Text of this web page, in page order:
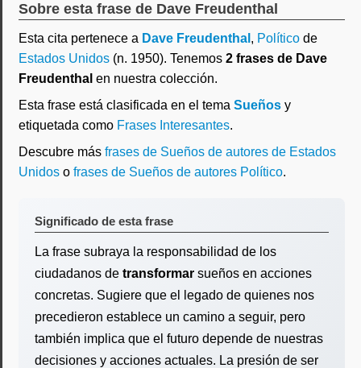
Sobre esta frase de Dave Freudenthal
Esta cita pertenece a Dave Freudenthal , Político de
Estados Unidos (n. 1950). Tenemos 2 frases de Dave
Freudenthal en nuestra colección.
Esta frase está clasificada en el tema Sueños y
etiquetada como Frases Interesantes.
Descubre más frases de Sueños de autores de Estados
Unidos o frases de Sueños de autores Político.
Significado de esta frase
La frase subraya la responsabilidad de los
ciudadanos de transformar sueños en acciones
concretas. Sugiere que el legado de quienes nos
precedieron establece un camino a seguir, pero
también implica que el futuro depende de nuestras
decisiones y acciones actuales. La presión de ser